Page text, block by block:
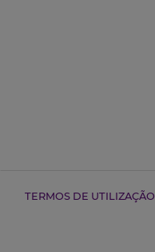
TERMOS DE UTILIZAÇÃO